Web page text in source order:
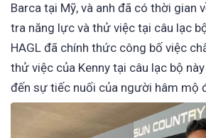
Barca tại Mỹ, và anh đã có thời gian
tra năng lực và thử việc tại câu lạc
HAGL đã chính thức công bố việc
thử việc của Kenny tại câu lạc bộ
đến sự tiếc nuối của người hâm mộ